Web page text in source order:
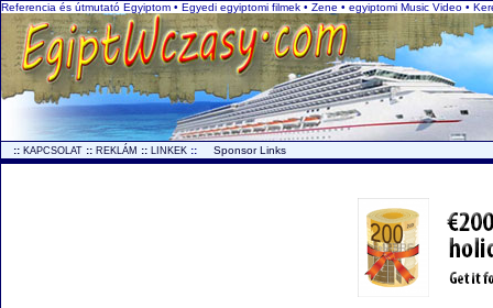
Referencia és útmutató Egyiptom • Egyedi egyiptomi filmek • Zene • egyiptomi Music Video •
:: KAPCSOLAT :: REKLÁM :: LINKEK :: Sponsor Links